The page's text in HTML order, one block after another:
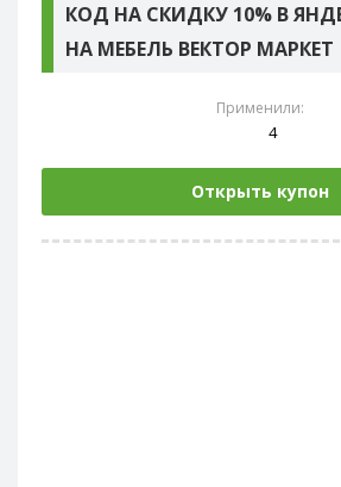
КОД НА СКИДКУ 10% В
НА МЕБЕЛЬ ВЕКТОР МАРКЕТ
Применили:
4
Открыть купон